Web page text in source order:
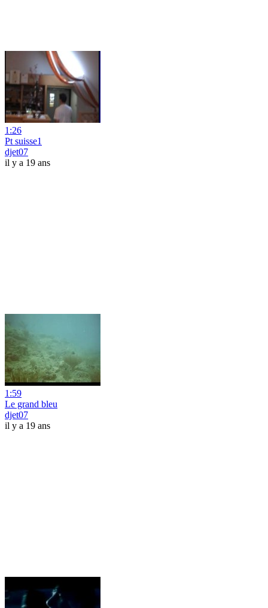
1:26
Pt suisse1
djet07
il y a 19 ans
1:59
Le grand bleu
djet07
il y a 19 ans